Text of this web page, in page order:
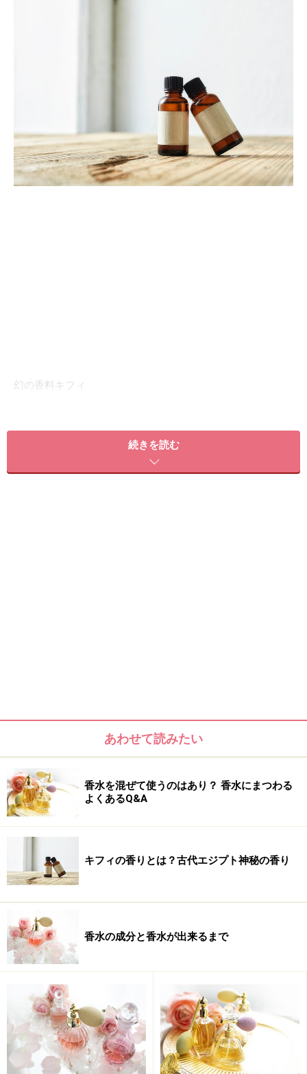
幻の香料キフィ
キフィについての処方が残されていた、エドフ神殿の壁画
その為、中東からヨーロッパへ運ばれる香料やスパイス
等は、黄金以上の貴重品として扱われていました。
キフィに使用されていた香料の1つ、ミルラ
古代エジプトでは、日の出・正午・日没に、それぞれ１
続きを読む
あわせて読みたい
香水を混ぜて使うのはあり？ 香水にまつわる
よくあるQ&A
キフィの香りとは？古代エジプト神秘の香り
香水の成分と香水が出来るまで